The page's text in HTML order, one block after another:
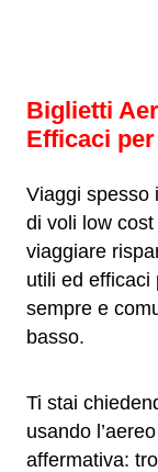
Biglietti
Efficaci
Viaggi spesso
di voli low
viaggiare
utili ed efficaci
sempre e
basso.
Ti stai
usando
affermativa: